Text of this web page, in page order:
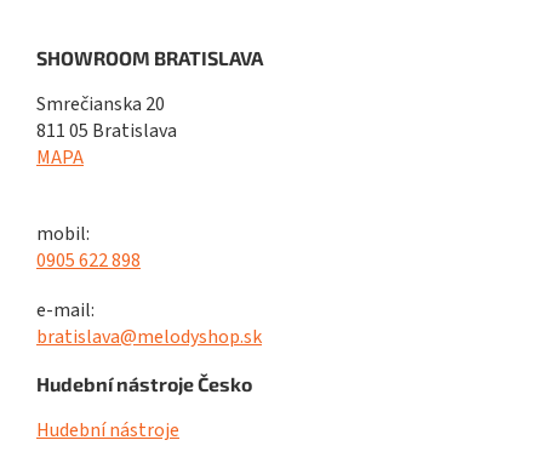
SHOWROOM BRATISLAVA
Smrečianska 20
811 05 Bratislava
MAPA
mobil:
0905 622 898
e-mail:
bratislava@melodyshop.sk
Hudební nástroje Česko
Hudební nástroje